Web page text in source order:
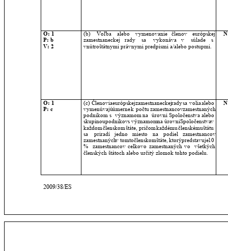
2009/38/ES
O: 1
P: b
V: 2
(b) Voľba alebo vymenovanie členov
európskej
zamestnaneckej
rady sa vykonáva v súlade
s
vnútroštátnymi právnymi predpismi a/alebo postupmi.
N
O: 1
P: c
(c) Členoviaeurópskejzamestnaneckejradysa volia alebo
vymenúvajúúmernek počtu zamestnancovzamestnaných
podnikom s významom na úrovni Spoločenstva alebo
skupinoupodnikovs významomna úrovniSpoločenstvav
každomčlenskomštáte, pričom každémučlenskémuštátu
sa
priradí jedno miesto na podiel
zamestnancov
zamestnanýchv tomtočlenskomštáte, ktorýpredstavuje10
%
zamestnancov celkovo zamestnaných vo
všetkých
členských štátoch alebo určitý zlomok tohto podielu.
N